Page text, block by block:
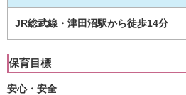
JR総武線・津田沼駅から徒歩14分
保育目標
安心・安全